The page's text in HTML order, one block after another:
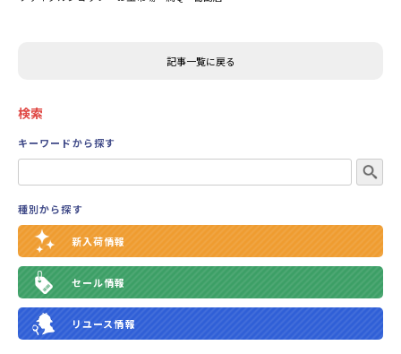
記事一覧に戻る
検索
キーワードから探す
種別から探す
新入荷情報
セール情報
リユース情報